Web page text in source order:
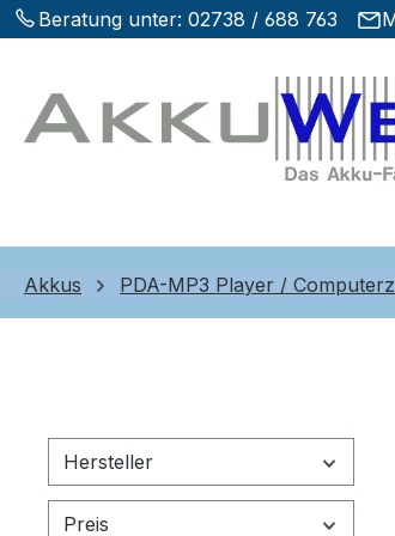
Hauptinhalt springen
Zur Suche springen
Zur Hauptnavigation springen
Beratung unter: 02738 / 688 763
Akkus PDA-MP3 Player /
Hersteller
Preis